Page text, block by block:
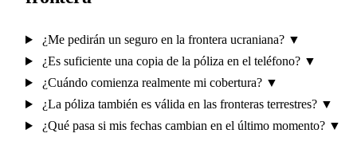
¿Me pedirán un seguro en la frontera ucraniana? ▼
¿Es suficiente una copia de la póliza en el teléfono? ▼
¿Cuándo comienza realmente mi cobertura? ▼
¿La póliza también es válida en las fronteras terrestres? ▼
¿Qué pasa si mis fechas cambian en el último momento? ▼